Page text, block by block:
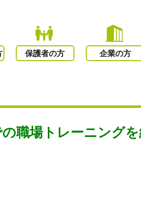
保護者の方 企業の方
職場トレーニング